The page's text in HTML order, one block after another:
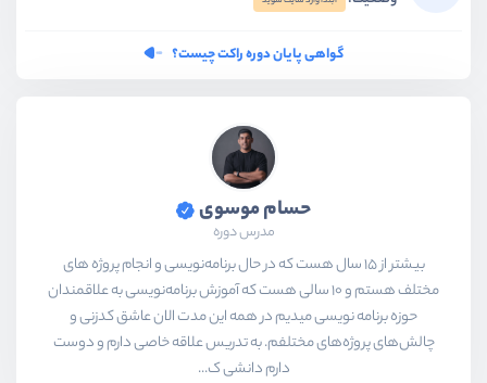
گواهی پایان دوره راکت چیست؟
حسام موسوی
مدرس دوره
بیشتر از ۱۵ سال هست که در حال برنامه‌نویسی و انجام پروژه های
مختلف هستم و ۱۰ سالی هست که آموزش برنامه‌نویسی به علاقمندان
حوزه برنامه نویسی میدیم در همه این مدت الان عاشق کدزنی و
چالش‌های پروژه‌های مختلفم. به تدریس علاقه خاصی دارم و دوست
دارم دانشی ک...